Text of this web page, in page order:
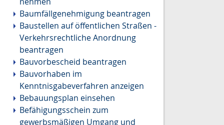
Baumfällgenehmigung beantragen
Baustellen auf öffentlichen Straßen -
Verkehrsrechtliche Anordnung
beantragen
Bauvorbescheid beantragen
Bauvorhaben im
Kenntnisgabeverfahren anzeigen
Bebauungsplan einsehen
Befähigungsschein zum
gewerbsmäßigen Umgang und